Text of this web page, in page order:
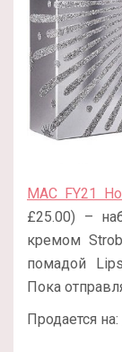
MAC FY21
£25.00) –
кремом
помадой
Пока
Продается на: